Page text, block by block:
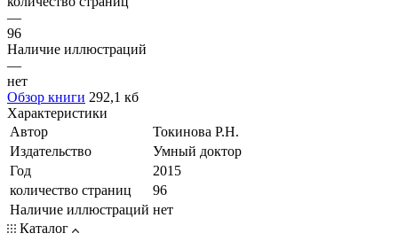
—
96
Наличие иллюстраций
—
нет
Обзор книги 292,1 кб
Характеристики
Автор
Токинова Р.Н.
Издательство
Умный доктор
Год
2015
количество страниц
96
Наличие иллюстраций нет
Каталог